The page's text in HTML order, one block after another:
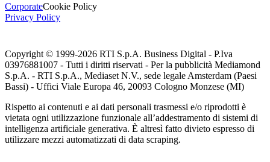
CorporateCookie Policy
Privacy Policy
Copyright © 1999-2026 RTI S.p.A. Business Digital - P.Iva
03976881007 - Tutti i diritti riservati - Per la pubblicità Mediamond
S.p.A. - RTI S.p.A., Mediaset N.V., sede legale Amsterdam (Paesi
Bassi) - Uffici Viale Europa 46, 20093 Cologno Monzese (MI)
Rispetto ai contenuti e ai dati personali trasmessi e/o riprodotti è
vietata ogni utilizzazione funzionale all’addestramento di sistemi di
intelligenza artificiale generativa. È altresì fatto divieto espresso di
utilizzare mezzi automatizzati di data scraping.